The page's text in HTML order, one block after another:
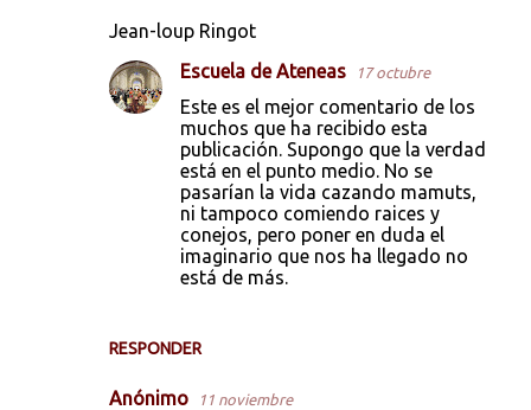
Jean-loup Ringot
RESPONDER
Escuela de Ateneas 17 octubre
Este es el mejor comentario de los
muchos que ha recibido esta
publicación. Supongo que la verdad
está en el punto medio. No se
pasarían la vida cazando mamuts,
ni tampoco comiendo raices y
conejos, pero poner en duda el
imaginario que nos ha llegado no
está de más.
Anónimo 11 noviembre